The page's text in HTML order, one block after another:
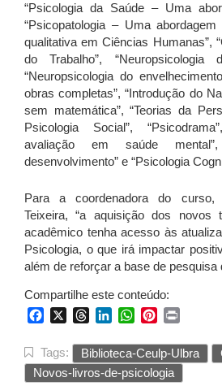
“Psicologia da Saúde – Uma
“Psicopatologia – Uma abordagem
qualitativa em Ciências Humanas”,
do Trabalho”, “Neuropsicologia
“Neuropsicologia do
obras completas”, “Introdução do
sem matemática”, “Teorias da
Psicologia Social”,
avaliação em saúde
desenvolvimento” e “Psicologia
Para a coordenadora do curso,
Teixeira, “a aquisição dos novos
acadêmico tenha acesso às
Psicologia, o que irá impactar
além de reforçar a base de pesquisa
Compartilhe este conteúdo:
FacebookThreadsLinkedInWhatsApp
Pinterest
Tags: Biblioteca-Ceulp-Ulbra
Novos-livros-de-psicologia